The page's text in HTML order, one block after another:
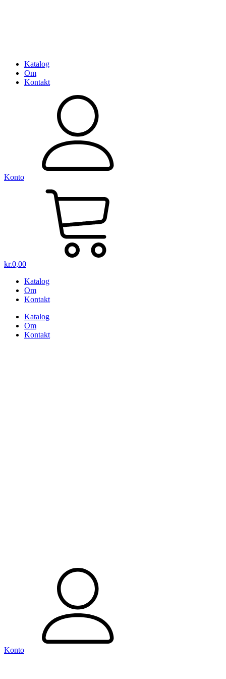
Katalog
Om
Kontakt
Konto
kr.0,00
Katalog
Om
Kontakt
Katalog
Om
Kontakt
Konto